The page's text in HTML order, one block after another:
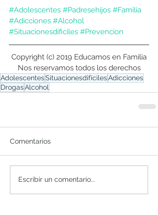
#Adolescentes #Padresehijos #Familia
#Adicciones #Alcohol
#Situacionesdificiles #Prevencion
Copyright (c) 2019 Educamos en Familia
Nos reservamos todos los derechos
AdolescentesSituacionesdifícilesAdicciones
DrogasAlcohol
Comentarios
Escribir un comentario...